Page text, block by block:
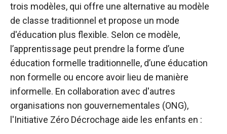
trois modèles, qui offre une alternative au modèle
de classe traditionnel et propose un mode
d'éducation plus flexible. Selon ce modèle,
l’apprentissage peut prendre la forme d’une
éducation formelle traditionnelle, d’une éducation
non formelle ou encore avoir lieu de manière
informelle. En collaboration avec d'autres
organisations non gouvernementales (ONG),
l'Initiative Zéro Décrochage aide les enfants en :